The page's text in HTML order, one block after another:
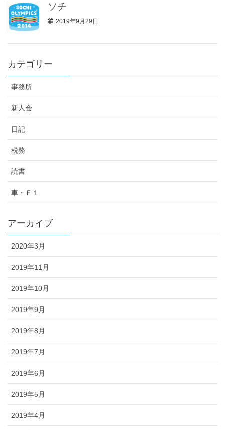
ソチ
2019年9月29日
カテゴリー
事務所
新人会
日記
税務
読書
車・Ｆ１
アーカイブ
2020年3月
2019年11月
2019年10月
2019年9月
2019年8月
2019年7月
2019年6月
2019年5月
2019年4月